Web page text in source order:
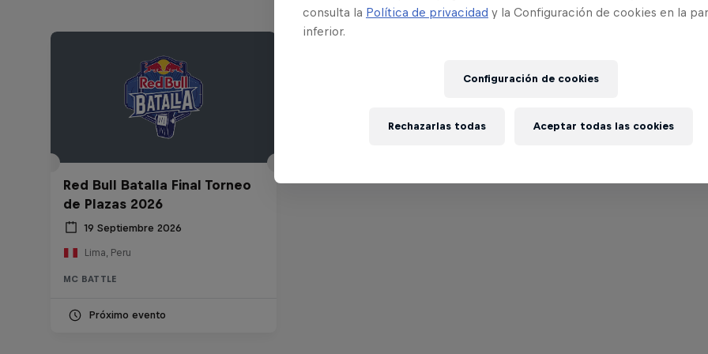
Red Bull Batalla Final Torneo
de Plazas 2026
19 Septiembre 2026
Lima, Peru
MC BATTLE
Próximo evento
consulta la Política de privacidad y la Configuración de cookies en la
inferior.
Configuración de cookies
Rechazarlas todas Aceptar todas las cookies